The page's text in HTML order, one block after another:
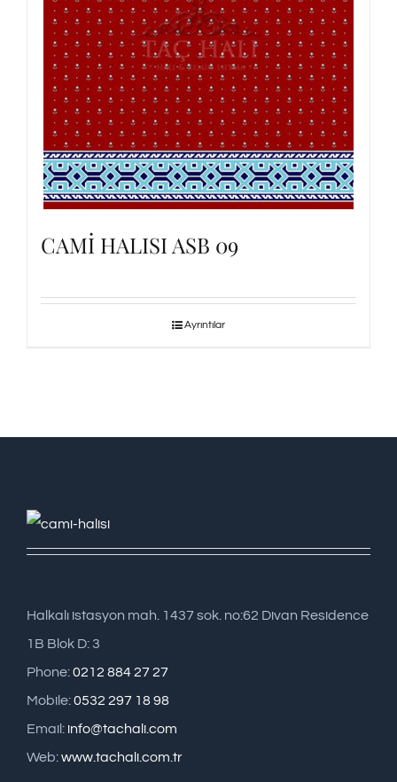
CAMİ HALISI ASB 09
Ayrıntılar
Halkalı istasyon mah. 1437 sok. no:62 Divan Residence
1B Blok D: 3
Phone:0212 884 27 27
Mobile:0532 297 18 98
Email: info@tachali.com
Web:www.tachali.com.tr